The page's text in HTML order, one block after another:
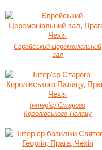
Єврейський Церемоніальний
зал
Інтер'єр Старого
Королівського Палацу